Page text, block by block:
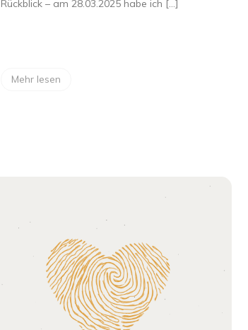
Rückblick – am 28.03.2025 habe ich […]
Mehr lesen